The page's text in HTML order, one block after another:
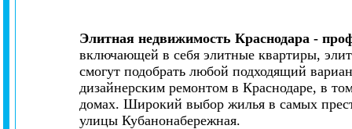
Элитная недвижимость Краснодара -
включающей в себя элитные квартиры,
смогут подобрать любой подходящий
дизайнерским ремонтом в Краснодаре, в
домах. Широкий выбор жилья в самых
улицы Кубанонабережная.